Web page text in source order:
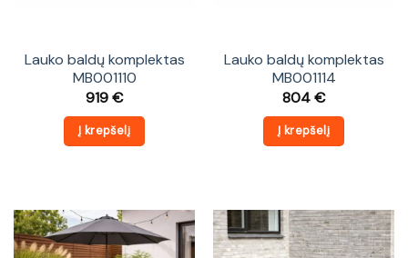
Lauko baldų komplektas
MB001110
919€
Į krepšelį
Lauko baldų komplektas
MB001114
804€
Į krepšelį